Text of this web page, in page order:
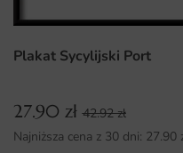
Łatwy montaż i
Plakat Sycylijski Port
27.90 zł 42.92zł
Najniższa cena z 30 dni: 27.90